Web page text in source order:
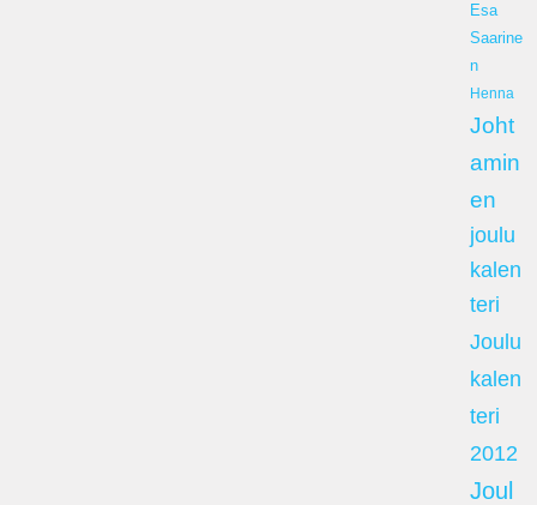
Esa
Saarine
n
Henna
Joht
amin
en
joulu
kalen
teri
Joulu
kalen
teri
2012
Joul